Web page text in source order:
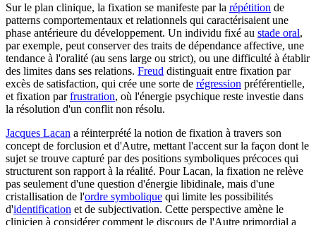
Sur le plan clinique, la fixation se manifeste par la répétition de
patterns comportementaux et relationnels qui caractérisaient une
phase antérieure du développement. Un individu fixé au stade oral,
par exemple, peut conserver des traits de dépendance affective, une
tendance à l'oralité (au sens large ou strict), ou une difficulté à établir
des limites dans ses relations. Freud distinguait entre fixation par
excès de satisfaction, qui crée une sorte de régression préférentielle,
et fixation parfrustration, où l'énergie psychique reste investie dans
la résolution d'un conflit non résolu.
Jacques Lacan a réinterprété la notion de fixation à travers son
concept de forclusion et d'Autre, mettant l'accent sur la façon dont le
sujet se trouve capturé par des positions symboliques précoces qui
structurent son rapport à la réalité. Pour Lacan, la fixation ne relève
pas seulement d'une question d'énergie libidinale, mais d'une
cristallisation de l'ordre symbolique qui limite les possibilités
d'identification et de subjectivation. Cette perspective amène le
clinicien à considérer comment le discours de l'Autre primordial a